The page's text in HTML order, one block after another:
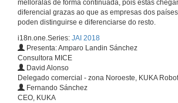
melloralas de forma continuada, pois estas
diferencial grazas ao que as empresas dos
poden distinguirse e diferenciarse do resto.
i18n.one.Series: JAI 2018
Presenta: Amparo Landin Sánchez
Consultora MICE
David Alonso
Delegado comercial - zona Noroeste, KUKA
Fernando Sánchez
CEO, KUKA
12 de mar. de 2018
JAI 2018 Entrevista a